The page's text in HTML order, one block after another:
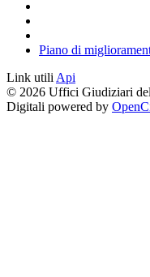
Piano di
Link utiliApi
© 2026 Uffici Giudiziari
Digitali powered by